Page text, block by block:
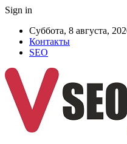
Sign in
Суббота, 8 августа,
Контакты
SEO